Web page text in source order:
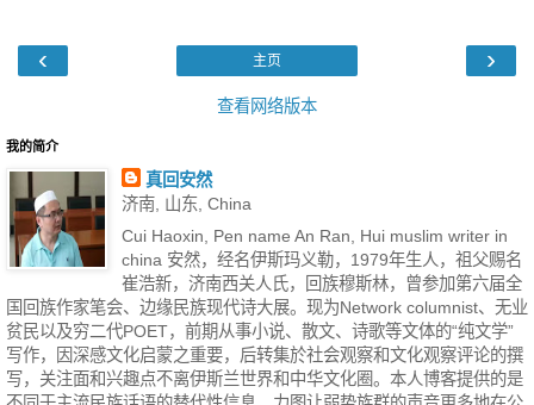
‹ ›
主页
查看网络版本
我的简介
真回安然
济南, 山东, China
Cui Haoxin, Pen name An Ran, Hui muslim writer in
china 安然，经名伊斯玛义勒，1979年生人，祖父赐名
崔浩新，济南西关人氏，回族穆斯林，曾参加第六届全
国回族作家笔会、边缘民族现代诗大展。现为Network columnist、无业
贫民以及穷二代POET，前期从事小说、散文、诗歌等文体的“纯文学”
写作，因深感文化启蒙之重要，后转集於社会观察和文化观察评论的撰
写，关注面和兴趣点不离伊斯兰世界和中华文化圈。本人博客提供的是